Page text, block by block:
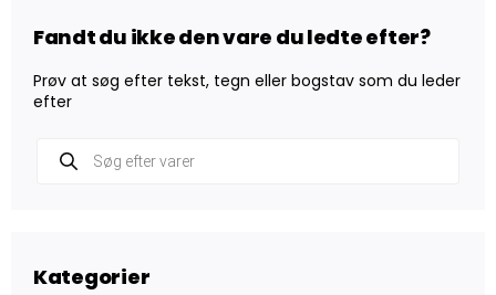
Shop
Nyheder
Kontakt
Kategorier
Fandt du ikke den vare du ledte efter?
Prøv at søg efter tekst, tegn eller bogstav som du leder
efter
search